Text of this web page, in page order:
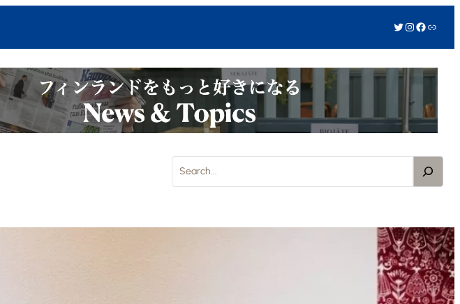
Twitter Instagram Facebook リンク